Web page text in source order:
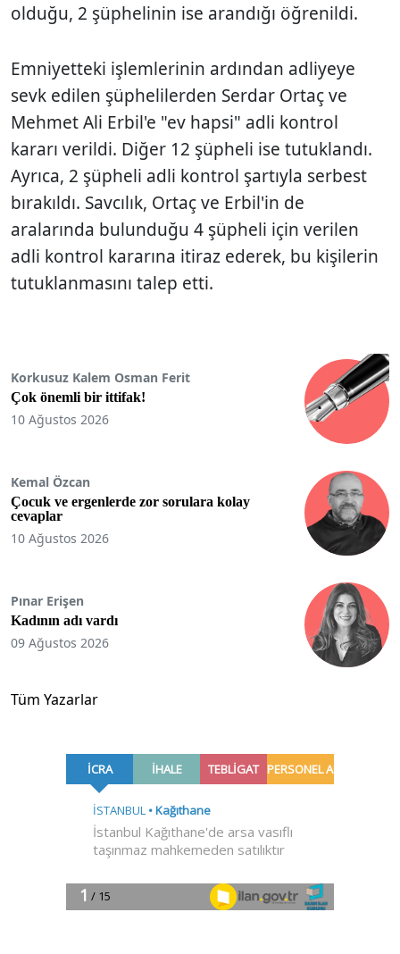
olduğu, 2 şüphelinin ise arandığı öğrenildi.
Emniyetteki işlemlerinin ardından adliyeye
sevk edilen şüphelilerden Serdar Ortaç ve
Mehmet Ali Erbil'e "ev hapsi" adli kontrol
kararı verildi. Diğer 12 şüpheli ise tutuklandı.
Ayrıca, 2 şüpheli adli kontrol şartıyla serbest
bırakıldı. Savcılık, Ortaç ve Erbil'in de
aralarında bulunduğu 4 şüpheli için verilen
adli kontrol kararına itiraz ederek, bu kişilerin
tutuklanmasını talep etti.
Korkusuz Kalem Osman Ferit
Çok önemli bir ittifak!
10 Ağustos 2026
Kemal Özcan
Çocuk ve ergenlerde zor sorulara kolay
cevaplar
10 Ağustos 2026
Pınar Erişen
Kadının adı vardı
09 Ağustos 2026
Tüm Yazarlar